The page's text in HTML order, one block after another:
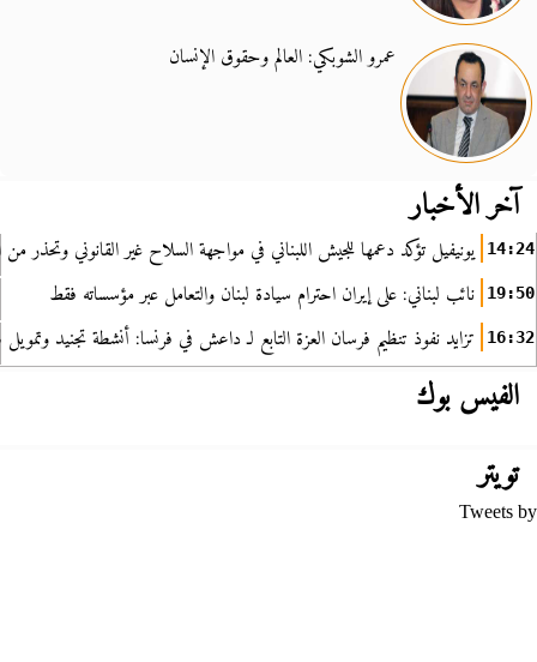
عمرو الشوبكي: العالم وحقوق الإنسان
آخر الأخبار
14:24 يونيفيل تؤكد دعمها للجيش اللبناني في مواجهة السلاح غير القانوني وتحذر من
19:50 نائب لبناني: على إيران احترام سيادة لبنان والتعامل عبر مؤسساته فقط
16:32 تزايد نفوذ تنظيم فرسان العزة التابع لـ داعش في فرنسا: أنشطة تجنيد
الفيس بوك
تويتر
Tweets by